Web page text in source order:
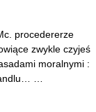
procedererze
zwykle czyjeś
moralnymi :
…